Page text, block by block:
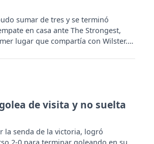
sumar de tres y se terminó
en casa ante The Strongest,
lugar que compartía con Wilster.
de visita y no suelta
la senda de la victoria, logró
2-0 para terminar goleando en su